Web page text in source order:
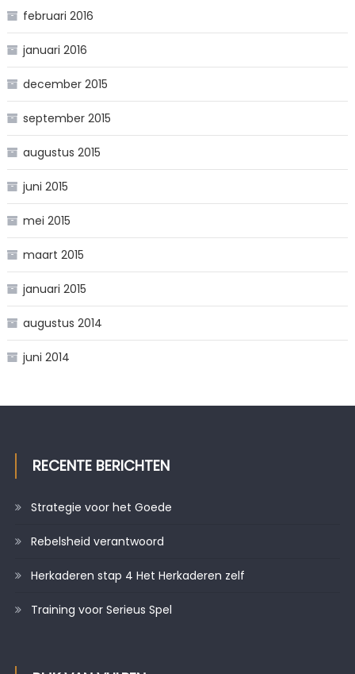
februari 2016
januari 2016
december 2015
september 2015
augustus 2015
juni 2015
mei 2015
maart 2015
januari 2015
augustus 2014
juni 2014
RECENTE BERICHTEN
Strategie voor het Goede
Rebelsheid verantwoord
Herkaderen stap 4 Het Herkaderen zelf
Training voor Serieus Spel